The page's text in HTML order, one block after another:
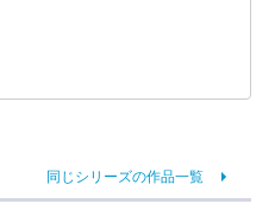
同じシリーズの作品一覧